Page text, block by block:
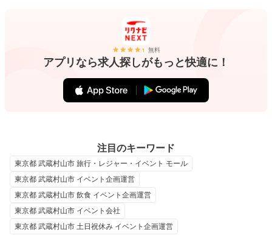
無料
アプリなら求人探しがもっと快適に！
注目のキーワード
東京都 武蔵村山市 旅行・レジャー・イベント モール
東京都 武蔵村山市 イベント企画運営
東京都 武蔵村山市 飲食 イベント企画運営
東京都 武蔵村山市 イベント会社
東京都 武蔵村山市 土日祝休み イベント企画運営